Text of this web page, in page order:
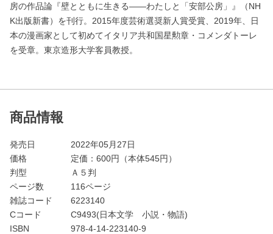
房の作品論『壁とともに生きる――わたしと「安部公房」』（NH
K出版新書）を刊行。2015年度芸術選奨新人賞受賞、2019年、日
本の漫画家として初めてイタリア共和国星勲章・コメンダトーレ
を受章。東京造形大学客員教授。
商品情報
発売日
2022年05月27日
価格
定価： 600円（本体545円）
判型
Ａ５判
ページ数
116ページ
雑誌コード
6223140
Cコード
C9493(日本文学 小説・物語)
ISBN
978-4-14-223140-9